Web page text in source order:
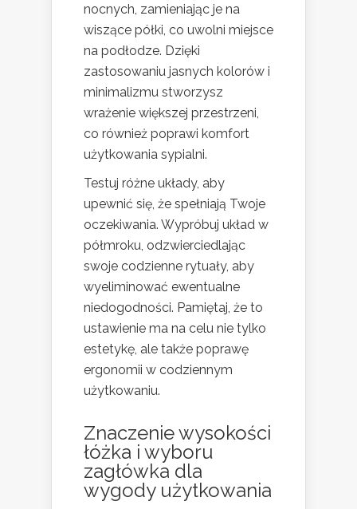
nocnych, zamieniając je na
wiszące półki, co uwolni miejsce
na podłodze. Dzięki
zastosowaniu jasnych kolorów i
minimalizmu stworzysz
wrażenie większej przestrzeni,
co również poprawi komfort
użytkowania sypialni.
Testuj różne układy, aby
upewnić się, że spełniają Twoje
oczekiwania. Wypróbuj układ w
półmroku, odzwierciedlając
swoje codzienne rytuały, aby
wyeliminować ewentualne
niedogodności. Pamiętaj, że to
ustawienie ma na celu nie tylko
estetykę, ale także poprawę
ergonomii w codziennym
użytkowaniu.
Znaczenie wysokości
łóżka i wyboru
zagłówka dla
wygody użytkowania